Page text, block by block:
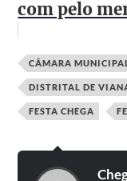
com pelo
CÂMARA
DISTRITAL DE
FESTA CHEGA